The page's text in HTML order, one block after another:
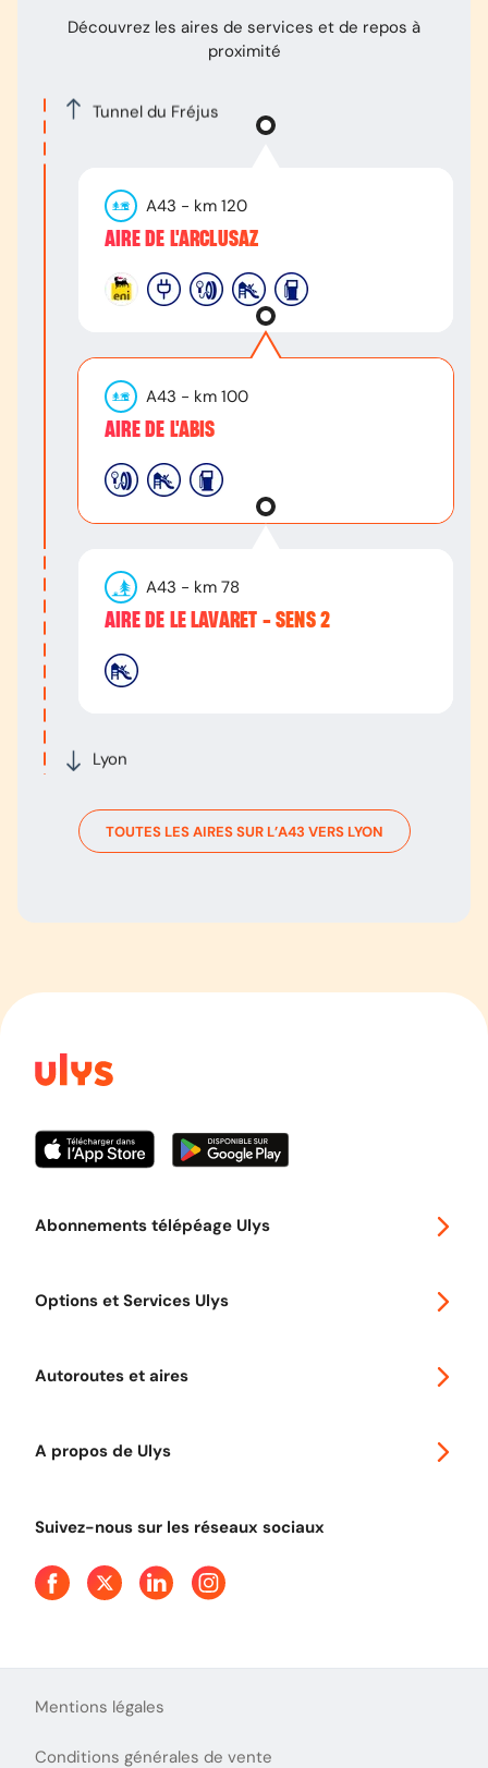
Découvrez les aires de services et de repos à
proximité
Tunnel du Fréjus
Lyon
A43 - km 120
AIRE DE L'ARCLUSAZ
A43 - km 100
AIRE DE L'ABIS
A43 - km 78
AIRE DE LE LAVARET - SENS 2
TOUTES LES AIRES SUR L’A43 VERS LYON
Abonnements télépéage Ulys
Options et Services Ulys
Autoroutes et aires
A propos de Ulys
Presse
Suivez-nous sur les réseaux sociaux
Mentions légales
Conditions générales de vente